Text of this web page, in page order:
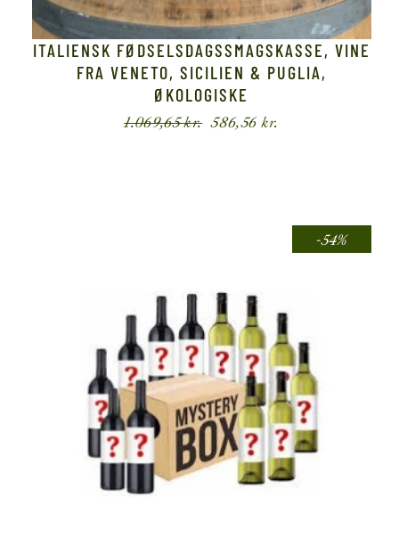
ITALIENSK FØDSELSDAGSSMAGSKASSE, VINE
FRA VENETO, SICILIEN & PUGLIA,
ØKOLOGISKE
1.069,65kr. 586,56kr.
-54%